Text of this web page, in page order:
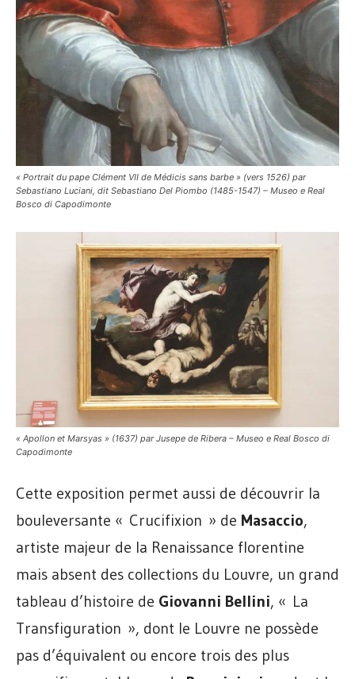
« Portrait du pape Clément VII de Médicis sans barbe » (vers 1526) par
Sebastiano Luciani, dit Sebastiano Del Piombo (1485-1547) – Museo e Real
Bosco di Capodimonte
« Apollon et Marsyas » (1637) par Jusepe de Ribera – Museo e Real Bosco di
Capodimonte
Cette exposition permet aussi de découvrir la
bouleversante « Crucifixion » de Masaccio,
artiste majeur de la Renaissance florentine
mais absent des collections du Louvre, un grand
tableau d’histoire de Giovanni Bellini, « La
Transfiguration », dont le Louvre ne possède
pas d’équivalent ou encore trois des plus